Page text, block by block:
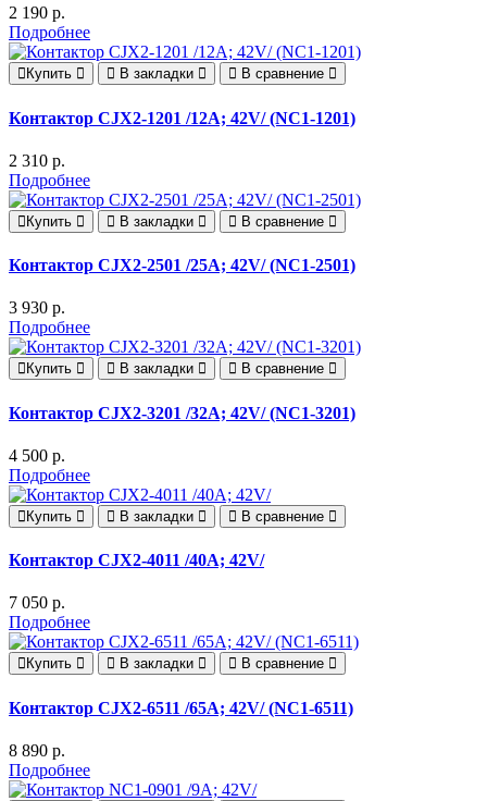
2 190 р.
Подробнее
Купить В закладки В сравнение
Контактор CJX2-1201 /12A; 42V/ (NC1-1201)
2 310 р.
Подробнее
Купить В закладки В сравнение
Контактор CJX2-2501 /25A; 42V/ (NC1-2501)
3 930 р.
Подробнее
Купить В закладки В сравнение
Контактор CJX2-3201 /32A; 42V/ (NC1-3201)
4 500 р.
Подробнее
Купить В закладки В сравнение
Контактор CJX2-4011 /40A; 42V/
7 050 р.
Подробнее
Купить В закладки В сравнение
Контактор CJX2-6511 /65A; 42V/ (NC1-6511)
8 890 р.
Подробнее